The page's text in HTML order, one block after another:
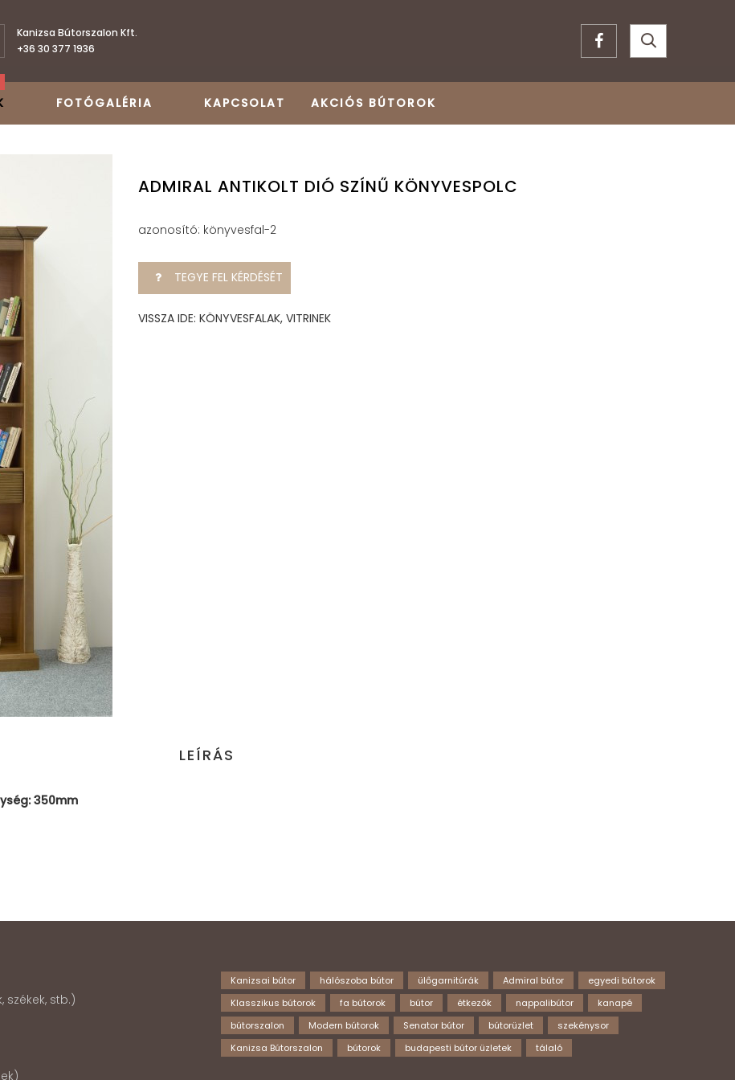
Kanizsa Bútorszalon Kft.
+36 30 377 1936
FOTÓGALÉRIA KAPCSOLAT AKCIÓS BÚTOROK
ADMIRAL ANTIKOLT DIÓ SZÍNŰ KÖNYVESPOLC
azonosító: könyvesfal-2
TEGYE FEL KÉRDÉSÉT
VISSZA IDE: KÖNYVESFALAK, VITRINEK
LEÍRÁS
350mm
székek, stb.)
Kanizsai bútor hálószoba bútor ülőgarnitúrák Admiral bútor
egyedi bútorok
Klasszikus bútorok
fa bútorok bútor étkezők nappalibútor
kanapé
bútorszalon
Modern bútorok Senator bútor bútorüzlet
szekénysor
Kanizsa Bútorszalon
bútorok budapesti bútor üzletek tálaló